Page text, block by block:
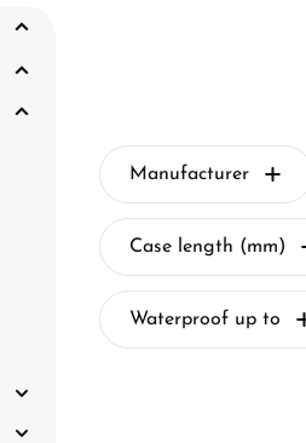
Manufacturer
Case length (mm)
Waterproof up to